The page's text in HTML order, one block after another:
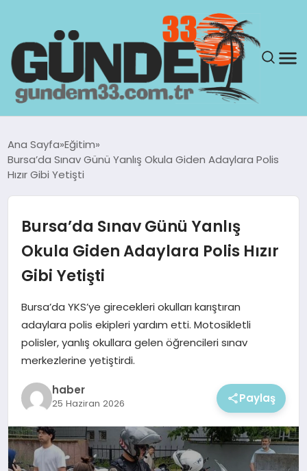
GÜNDEM
TEKNOLOJI
EKONOMI
MAGAZIN
Ana Sayfa Eğitim
Bursa’da Sınav Günü Yanlış Okula Giden Adaylara Polis
Hızır Gibi Yetişti
Bursa’da Sınav Günü Yanlış
Okula Giden Adaylara Polis Hızır
Gibi Yetişti
Bursa’da YKS’ye girecekleri okulları karıştıran
adaylara polis ekipleri yardım etti. Motosikletli
polisler, yanlış okullara gelen öğrencileri sınav
merkezlerine yetiştirdi.
haber
25 Haziran 2026 Paylaş